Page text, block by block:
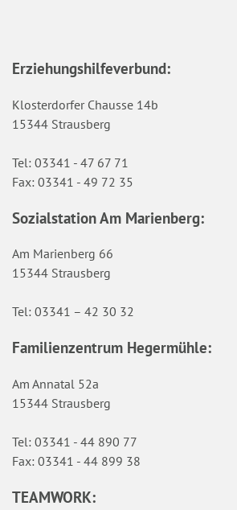
Erziehungshilfeverbund:
Klosterdorfer Chausse 14b
15344 Strausberg
Tel: 03341 - 47 67 71
Fax: 03341 - 49 72 35
Sozialstation Am Marienberg:
Am Marienberg 66
15344 Strausberg
Tel: 03341 – 42 30 32
Familienzentrum Hegermühle:
Am Annatal 52a
15344 Strausberg
Tel: 03341 - 44 890 77
Fax: 03341 - 44 899 38
TEAMWORK: